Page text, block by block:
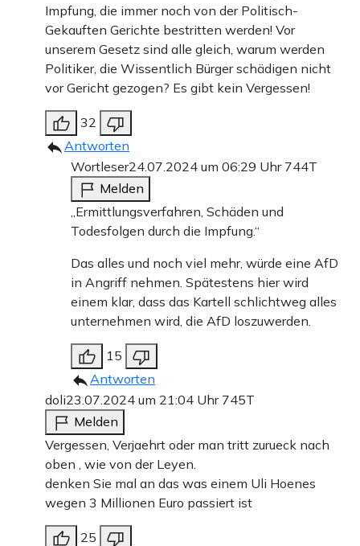
Impfung, die immer noch von der Politisch-
Gekauften Gerichte bestritten werden! Vor
unserem Gesetz sind alle gleich, warum werden
Politiker, die Wissentlich Bürger schädigen nicht
vor Gericht gezogen? Es gibt kein Vergessen!
32
Antworten
Wortleser24.07.2024 um 06:29 Uhr 744T
Melden
„Ermittlungsverfahren, Schäden und
Todesfolgen durch die Impfung.“
Das alles und noch viel mehr, würde eine AfD
in Angriff nehmen. Spätestens hier wird
einem klar, dass das Kartell schlichtweg alles
unternehmen wird, die AfD loszuwerden.
15
Antworten
doli23.07.2024 um 21:04 Uhr 745T
Melden
Vergessen, Verjaehrt oder man tritt zurueck nach
oben , wie von der Leyen.
denken Sie mal an das was einem Uli Hoenes
wegen 3 Millionen Euro passiert ist
25